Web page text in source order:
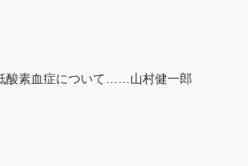
酸素血症について……山村健一郎